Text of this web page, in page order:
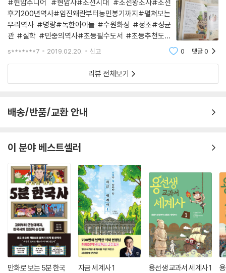
#현암주니어 #현암사#조선시대 #조선왕조사#조선
후기200년역사#임진왜란부터농민봉기까지#펼쳐보는
우리역사 #명량#독한아이들 #수원화성 #정조#성균
관 #실학 #민중의역사#초등필수도서 #초등추천도서
1592년을 시작으로 6년간 처절한시간을 보냈던 임진왜
높게 평가되는 수원화성(정조 18년) 축조를 지나서조선
s*******7 2019.02.20. 신고 0 댓글0
리뷰 전체보기
배송/반품/교환 안내
이 분야 베스트셀러
만화로 보는 5분 한국
지금 세계사 1 용선생 교과서 세계사 1